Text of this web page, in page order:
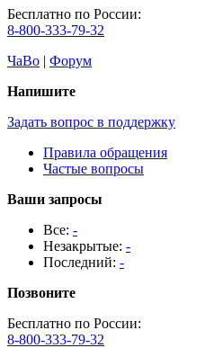
Бесплатно по России:
8-800-333-79-32
ЧаВо | Форум
Напишите
Задать вопрос в поддержку
Правила обращения
Частые вопросы
Ваши запросы
Все: -
Незакрытые: -
Последний: -
Позвоните
Бесплатно по России:
8-800-333-79-32